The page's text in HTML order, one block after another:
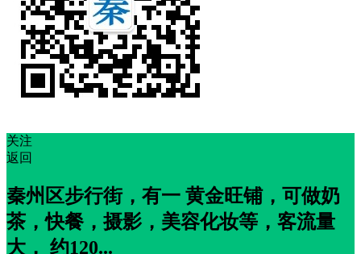
关注
返回
秦州区步行街，有一 黄金旺铺，可做奶
茶，快餐，摄影，美容化妆等，客流量
大， 约120...